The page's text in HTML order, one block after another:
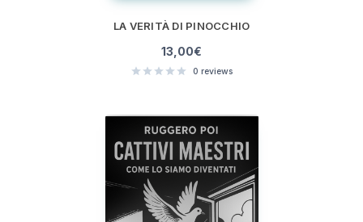
LA VERITÀ DI PINOCCHIO
13,00€
0 reviews